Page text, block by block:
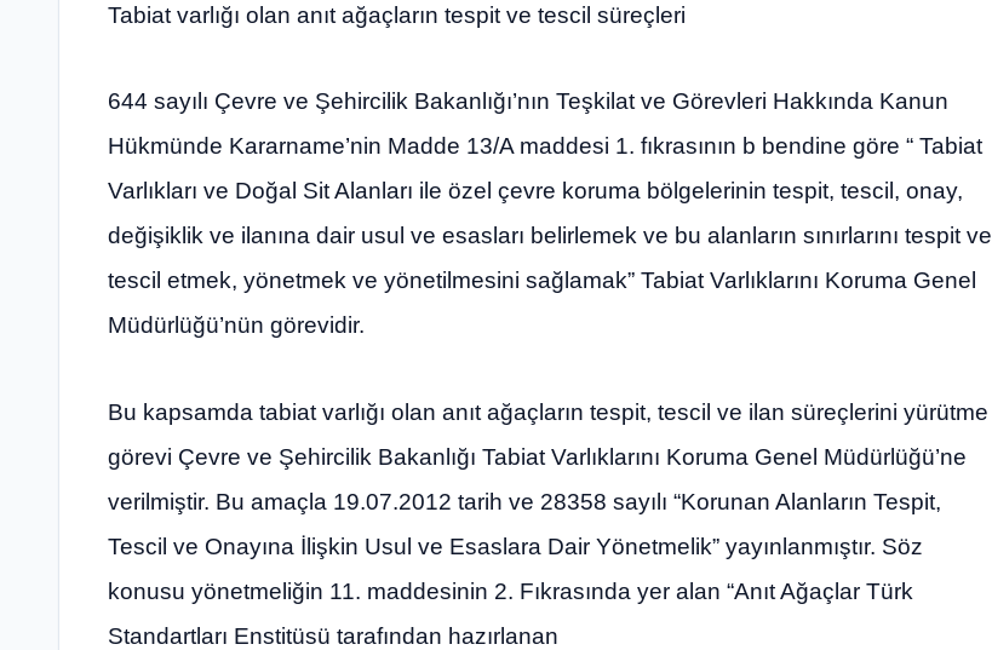
Tabiat varlığı olan anıt ağaçların tespit ve tescil süreçleri
644 sayılı Çevre ve Şehircilik Bakanlığı’nın Teşkilat ve Görevleri Hakkında Kanun
Hükmünde Kararname’nin Madde 13/A maddesi 1. fıkrasının b bendine göre “ Tabiat
Varlıkları ve Doğal Sit Alanları ile özel çevre koruma bölgelerinin tespit, tescil, onay,
değişiklik ve ilanına dair usul ve esasları belirlemek ve bu alanların sınırlarını tespit ve
tescil etmek, yönetmek ve yönetilmesini sağlamak” Tabiat Varlıklarını Koruma Genel
Müdürlüğü’nün görevidir.
Bu kapsamda tabiat varlığı olan anıt ağaçların tespit, tescil ve ilan süreçlerini yürütme
görevi Çevre ve Şehircilik Bakanlığı Tabiat Varlıklarını Koruma Genel Müdürlüğü’ne
verilmiştir. Bu amaçla 19.07.2012 tarih ve 28358 sayılı “Korunan Alanların Tespit,
Tescil ve Onayına İlişkin Usul ve Esaslara Dair Yönetmelik” yayınlanmıştır. Söz
konusu yönetmeliğin 11. maddesinin 2. Fıkrasında yer alan “Anıt Ağaçlar Türk
Standartları Enstitüsü tarafından hazırlanan